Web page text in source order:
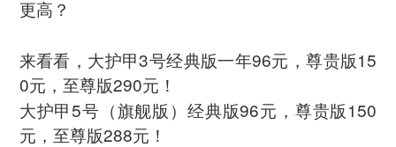
更高？
来看看，大护甲3号经典版一年96元，尊贵版15
0元，至尊版290元！
大护甲5号（旗舰版）经典版96元，尊贵版150
元，至尊版288元！